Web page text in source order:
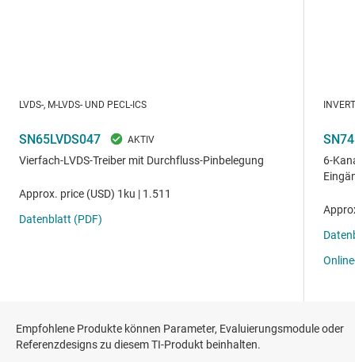
Empfohlene Produkte können Parameter, Evaluierungsmodule oder
Referenzdesigns zu diesem TI-Produkt beinhalten.